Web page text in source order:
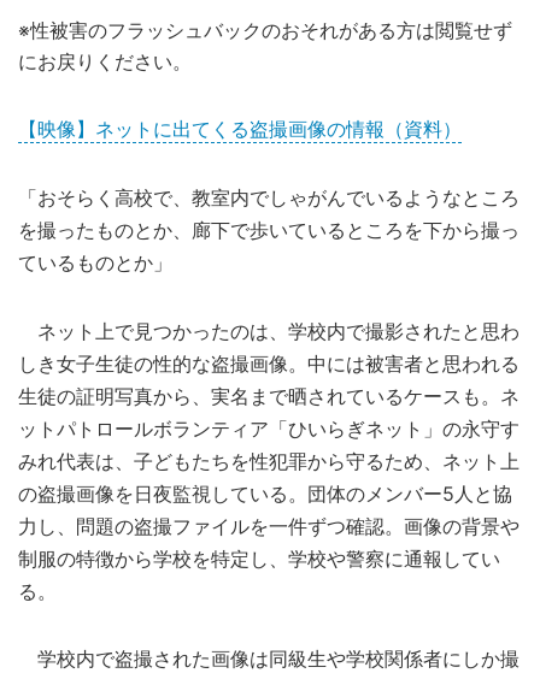
※性被害のフラッシュバックのおそれがある方は閲覧せず
にお戻りください。
【映像】ネットに出てくる盗撮画像の情報（資料）
「おそらく高校で、教室内でしゃがんでいるようなところ
を撮ったものとか、廊下で歩いているところを下から撮っ
ているものとか」
ネット上で見つかったのは、学校内で撮影されたと思わ
しき女子生徒の性的な盗撮画像。中には被害者と思われる
生徒の証明写真から、実名まで晒されているケースも。ネ
ットパトロールボランティア「ひいらぎネット」の永守す
みれ代表は、子どもたちを性犯罪から守るため、ネット上
の盗撮画像を日夜監視している。団体のメンバー5人と協
力し、問題の盗撮ファイルを一件ずつ確認。画像の背景や
制服の特徴から学校を特定し、学校や警察に通報してい
る。
学校内で盗撮された画像は同級生や学校関係者にしか撮